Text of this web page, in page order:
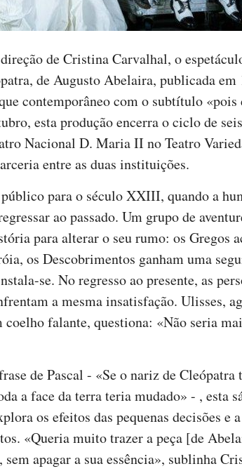
de Cristina Carvalhal, o
de Augusto Abelaira, publicada em
contemporâneo com o subtítulo
esta produção encerra o ciclo de
Nacional D. Maria II no Teatro
entre as duas instituições.
para o século XXIII, quando a
ao passado. Um grupo de
para alterar o seu rumo: os Gregos
os Descobrimentos ganham uma
se. No regresso ao presente, as
a mesma insatisfação. Ulisses,
coelho falante, questiona: «Não seria
de Pascal - «Se o nariz de Cleópatra
a face da terra teria mudado» - , esta
os efeitos das pequenas decisões e
«Queria muito trazer a peça [de
apagar a sua essência», sublinha